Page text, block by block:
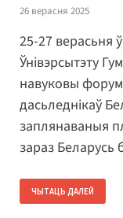
26 верасня 2025
25-27 верасьня
Ўнівэрсытэту
навуковы
дасьледнікаў
заплянаваныя
зараз
ЧЫТАЦЬ ДАЛЕЙ